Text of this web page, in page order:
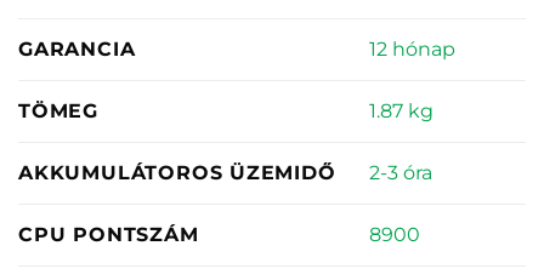
GARANCIA 12 hónap
TÖMEG 1.87 kg
AKKUMULÁTOROS ÜZEMIDŐ 2-3 óra
CPU PONTSZÁM 8900